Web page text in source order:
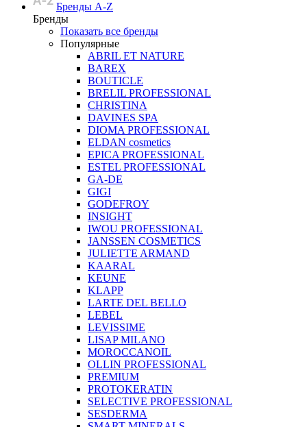
Бренды A-Z
Бренды
Показать все бренды
Популярные
ABRIL ET NATURE
BAREX
BOUTICLE
BRELIL PROFESSIONAL
CHRISTINA
DAVINES SPA
DIOMA PROFESSIONAL
ELDAN cosmetics
EPICA PROFESSIONAL
ESTEL PROFESSIONAL
GA-DE
GIGI
GODEFROY
INSIGHT
IWOU PROFESSIONAL
JANSSEN COSMETICS
JULIETTE ARMAND
KAARAL
KEUNE
KLAPP
LARTE DEL BELLO
LEBEL
LEVISSIME
LISAP MILANO
MOROCCANOIL
OLLIN PROFESSIONAL
PREMIUM
PROTOKERATIN
SELECTIVE PROFESSIONAL
SESDERMA